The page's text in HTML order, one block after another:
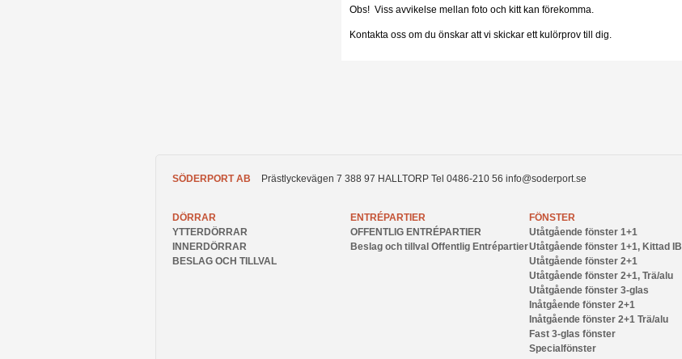
Obs! Viss avvikelse mellan foto och kitt kan förekomma.
Kontakta oss om du önskar att vi skickar ett kulörprov till dig.
SÖDERPORT AB Prästlyckevägen 7 388 97 HALLTORP Tel 0486-210 56 info@soderport.se
DÖRRAR
YTTERDÖRRAR
INNERDÖRRAR
BESLAG OCH TILLVAL
ENTRÉPARTIER
OFFENTLIG ENTRÉPARTIER
Beslag och tillval Offentlig Entrépartier
FÖNSTER
Utåtgående fönster 1+1
Utåtgående fönster 1+1, Kittad IB
Utåtgående fönster 2+1
Utåtgående fönster 2+1, Trä/alu
Utåtgående fönster 3-glas
Inåtgående fönster 2+1
Inåtgående fönster 2+1 Trä/alu
Fast 3-glas fönster
Specialfönster